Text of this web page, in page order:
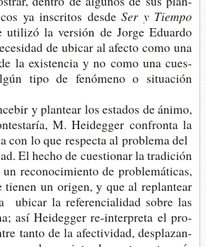
ya ins­cri­tos desdeSer y Tiempo
uti­li­zó la ver­sión de Jorge Eduar­do
de ubi­car al afec­to como una
la exis­ten­cia y no como una cues­
tipo de fenó­meno o situa­ción
y plan­tear los esta­dos de ánimo,
M. Hei­deg­ger con­fron­ta la
con lo que res­pec­ta al pro­ble­ma del
El hecho de cues­tio­nar la tra­di­ción
reco­no­ci­mien­to de pro­ble­má­ti­cas,
tie­nen un ori­gen, y que al replan­tear
ubi­car la refe­ren­cia­li­dad sobre las
así Hei­deg­ger re-​interpreta el pro­
tanto de la afec­ti­vi­dad, des­pla­zan­